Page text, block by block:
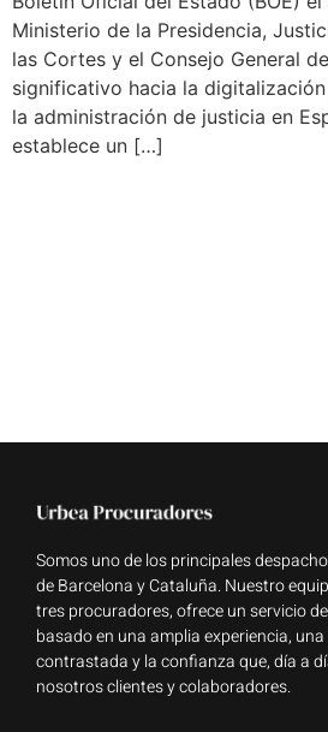
Ministerio de la Presidencia,
las Cortes y el Consejo General
significativo hacia la
la administración de justicia en
establece un […]
Somos uno de los principales
de Barcelona y Cataluña. Nuestro
tres procuradores, ofrece un servicio
basado en una amplia experiencia,
contrastada y la confianza que, día a
nosotros clientes y colaboradores.